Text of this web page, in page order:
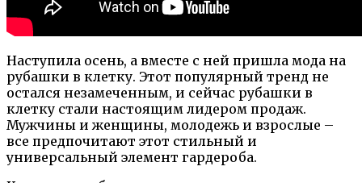
Наступила осень, а вместе с ней пришла мода на
рубашки в клетку. Этот популярный тренд не
остался незамеченным, и сейчас рубашки в
клетку стали настоящим лидером продаж.
Мужчины и женщины, молодежь и взрослые –
все предпочитают этот стильный и
универсальный элемент гардероба.